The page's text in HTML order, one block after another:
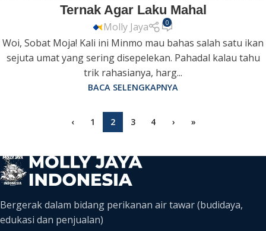
Ternak Agar Laku Mahal
Molly Jaya 0
Woi, Sobat Moja! Kali ini Minmo mau bahas salah satu ikan
sejuta umat yang sering disepelekan. Pahadal kalau tahu
trik rahasianya, harg...
BACA SELENGKAPNYA
‹ 1 2 3 4 › »
Bergerak dalam bidang perikanan air tawar (budidaya,
edukasi dan penjualan)